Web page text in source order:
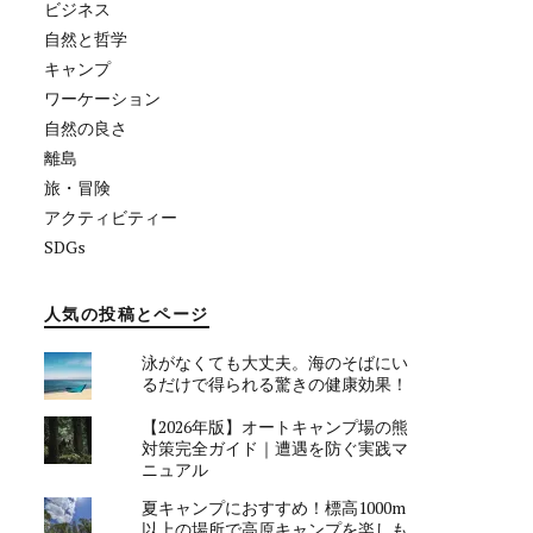
ビジネス
自然と哲学
キャンプ
ワーケーション
自然の良さ
離島
旅・冒険
アクティビティー
SDGs
人気の投稿とページ
泳がなくても大丈夫。海のそばにい
るだけで得られる驚きの健康効果！
【2026年版】オートキャンプ場の熊
対策完全ガイド｜遭遇を防ぐ実践マ
ニュアル
夏キャンプにおすすめ！標高1000m